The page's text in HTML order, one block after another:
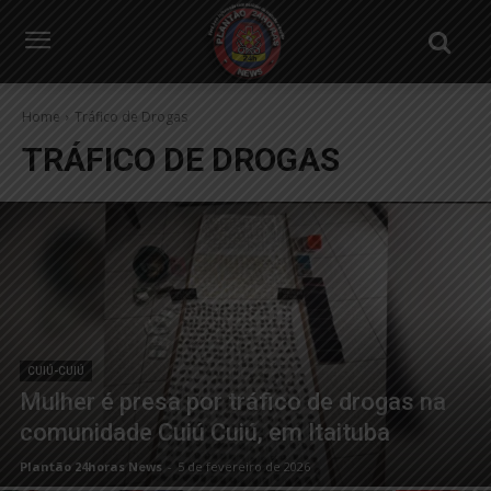
Home Tráfico de Drogas
TRÁFICO DE DROGAS
CUIÚ-CUIÚ
Mulher é presa por tráfico de drogas na
comunidade Cuiú Cuiú, em Itaituba
Plantão 24horas News - 5 de fevereiro de 2026